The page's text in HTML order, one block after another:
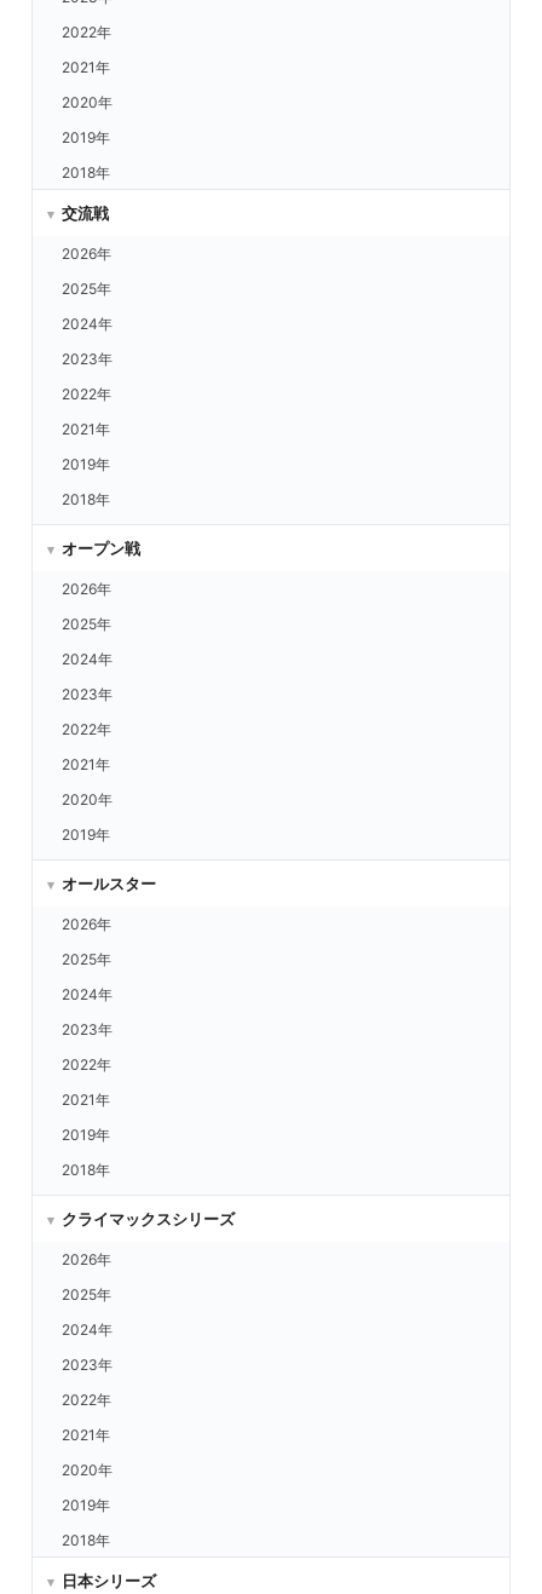
福岡 vs.ロッテ
ヤクルト vs.楽天
ヤクルト vs.西武
ヤクルト vs.ORIX
ヤクルト vs.日ハム
DeNA vs.楽天
DeNA vs.西武
DeNA vs.ORIX
DeNA vs.日ハム
DeNA vs.ロッテ
DeNA vs.福岡
DeNA vs.ヤクルト
中日 vs.楽天
中日 vs.西武
中日 vs.ORIX
中日 vs.日ハム
中日 vs.ロッテ
中日 vs.福岡
中日 vs.ヤクルト
中日 vs.DeNA
広島 vs.楽天
広島 vs.西武
広島 vs.ORIX
広島 vs.ロッテ
広島 vs.福岡
広島 vs.ヤクルト
広島 vs.DeNA
広島 vs.中日
阪神 vs.楽天
阪神 vs.西武
阪神 vs.ORIX
阪神 vs.日ハム
阪神 vs.ロッテ
阪神 vs.福岡
阪神 vs.ヤクルト
阪神 vs.DeNA
阪神 vs.中日
阪神 vs.広島
巨人 vs.楽天
巨人 vs.西武
巨人 vs.ORIX
2022年
2021年
2020年
2019年
2018年
交流戦
2026年
2025年
2024年
2023年
2022年
2021年
2019年
2018年
オープン戦
2026年
2025年
2024年
2023年
2022年
2021年
2020年
2019年
オールスター
2026年
2025年
2024年
2023年
2022年
2021年
2019年
2018年
クライマックスシリーズ
2026年
2025年
2024年
2023年
2022年
2021年
2020年
2019年
2018年
日本シリーズ